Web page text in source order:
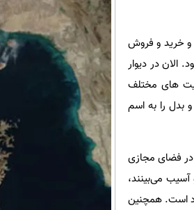
و خرید و فروش
الان در دیوار
های مختلف
بدل را به اسم
فضای مجازی
آسیب می‌بینند،
است. همچنین